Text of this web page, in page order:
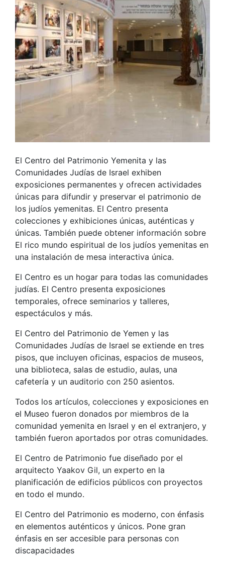
El Centro del Patrimonio Yemenita y las
Comunidades Judías de Israel exhiben
exposiciones permanentes y ofrecen actividades
únicas para difundir y preservar el patrimonio de
los judíos yemenitas. El Centro presenta
colecciones y exhibiciones únicas, auténticas y
únicas. También puede obtener información sobre
El rico mundo espiritual de los judíos yemenitas en
una instalación de mesa interactiva única.
El Centro es un hogar para todas las comunidades
judías. El Centro presenta exposiciones
temporales, ofrece seminarios y talleres,
espectáculos y más.
El Centro del Patrimonio de Yemen y las
Comunidades Judías de Israel se extiende en tres
pisos, que incluyen oficinas, espacios de museos,
una biblioteca, salas de estudio, aulas, una
cafetería y un auditorio con 250 asientos.
Todos los artículos, colecciones y exposiciones en
el Museo fueron donados por miembros de la
comunidad yemenita en Israel y en el extranjero, y
también fueron aportados por otras comunidades.
El Centro de Patrimonio fue diseñado por el
arquitecto Yaakov Gil, un experto en la
planificación de edificios públicos con proyectos
en todo el mundo.
El Centro del Patrimonio es moderno, con énfasis
en elementos auténticos y únicos. Pone gran
énfasis en ser accesible para personas con
discapacidades